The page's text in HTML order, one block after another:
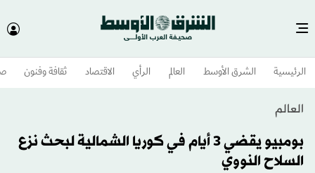
الرئيسية الشرق الأوسط​ العالم الرأي الاقتصاد ثقافة وفنون
العالم
بومبيو يقضي 3 أيام في كوريا الشمالية لبحث نزع
السلاح النووي